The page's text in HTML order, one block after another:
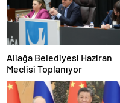
Aliağa Belediyesi Haziran
Meclisi Toplanıyor